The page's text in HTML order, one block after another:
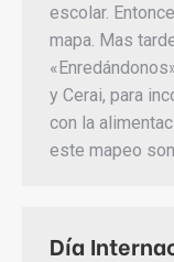
escolar.
mapa. Mas
y Cerai, para
con la
este mapeo
Día